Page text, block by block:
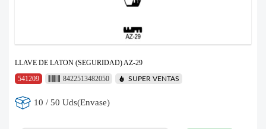
LLAVE DE LATON (SEGURIDAD) AZ-29
541209
8422513482050 SUPER VENTAS
10 / 50 Uds(Envase)